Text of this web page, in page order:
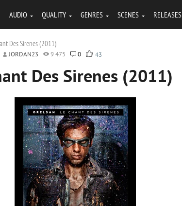
AUDIO QUALITY GENRES SCENES RELEASES
Des Sirenes (2011)
JORDAN23 9 475 0 43
Des Sirenes (2011)